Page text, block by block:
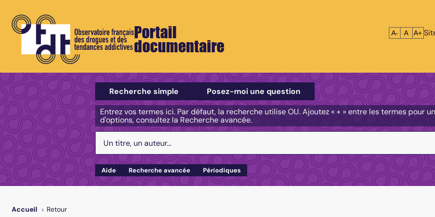
Portail
documentaire
Réduire le
A- A A+
Sélectionner un type de recherche
Recherche simple
Posez-moi une question
Entrez vos termes ici. Par défaut, la recherche utilise OU. Ajoutez « + » entre les termes pour
d'options, consultez la Recherche avancée.
Aide Recherche avancée Périodiques
Accueil Retour